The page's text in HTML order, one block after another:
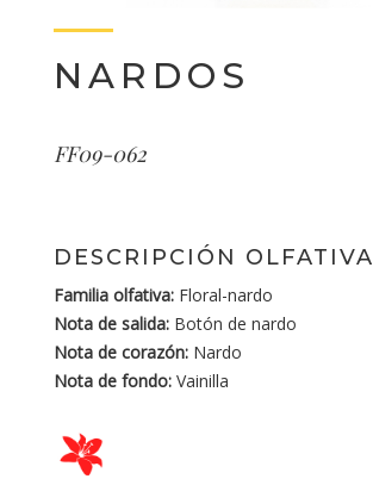
NARDOS
FF09-062
DESCRIPCIÓN OLFATIVA
Familia olfativa: Floral-nardo
Nota de salida: Botón de nardo
Nota de corazón: Nardo
Nota de fondo: Vainilla